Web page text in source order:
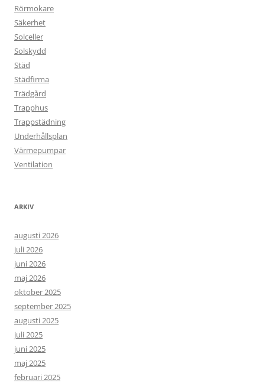
Rörmokare
Säkerhet
Solceller
Solskydd
Städ
Städfirma
Trädgård
Trapphus
Trappstädning
Underhållsplan
Värmepumpar
Ventilation
ARKIV
augusti 2026
juli 2026
juni 2026
maj 2026
oktober 2025
september 2025
augusti 2025
juli 2025
juni 2025
maj 2025
februari 2025